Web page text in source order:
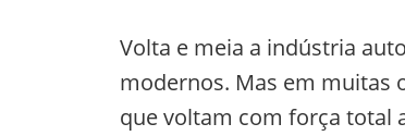
Volta e meia a indústria
modernos. Mas em muitas
que voltam com força total